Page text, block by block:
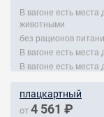
В вагоне есть
животными
без рационов
В вагоне есть
В вагоне есть
плацкартный
от 4 561 ₽